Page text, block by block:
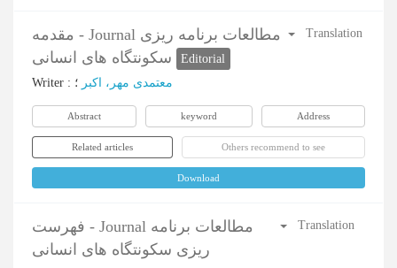
مقدمه - Journal مطالعات برنامه ریزی
Editorial
Translation
Writer : معتمدی مهر، اکبر ؛
Abstract keyword Address
Related articles Others recommend to see
Download
فهرست - Journal مطالعات برنامه
ریزی سکونتگاه های انسانی
Translation